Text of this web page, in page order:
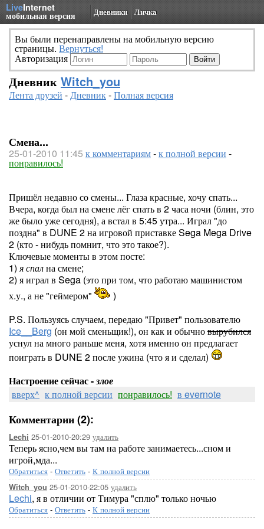
LiveInternet
мобильная версия Дневники Личка
Вы были перенаправлены на мобильную версию
страницы. Вернуться!
Авторизация
Дневник Witch_you
Лента друзей -Дневник-Полная версия
Смена...
25-01-2010 11:45 к комментариям-к полной версии -
понравилось!
Пришёл недавно со смены... Глаза красные, хочу спать...
Вчера, когда был на смене лёг спать в 2 часа ночи (блин, это
же было уже сегодня), а встал в 5:45 утра... Играл "до
поздна" в DUNE 2 на игровой приставке Sega Mega Drive
2 (кто - нибудь помнит, что это такое?).
Ключевые моменты в этом посте:
1)я спална смене;
2) я играл в Sega (это при том, что работаю машинистом
х.у., а не "геймером"
)
P.S. Пользуясь случаем, передаю "Привет" пользователю
Ice__Berg (он мой сменьщик!), он как и обычновырубился
уснул на много раньше меня, хотя именно он предлагает
поиграть в DUNE 2 после ужина (что я и сделал)
Настроение сейчас -злое
вверх^ к полной версии понравилось! в evernote
Комментарии (2):
Lechi 25-01-2010-20:29 удалить
Теперь ясно,чем вы там на работе занимаетесь...сном и
игрой,мда...
Обратиться - Ответить - К полной версии
Witch_you 25-01-2010-22:05 удалить
Lechi, я в отличии от Тимура "сплю" только ночью
Обратиться - Ответить - К полной версии